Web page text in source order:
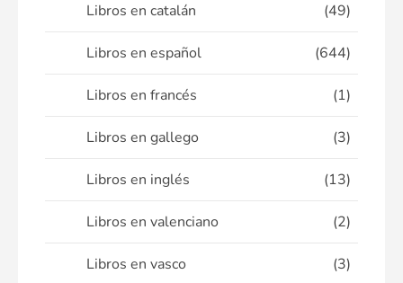
Libros en catalán (49)
Libros en español (644)
Libros en francés (1)
Libros en gallego (3)
Libros en inglés (13)
Libros en valenciano (2)
Libros en vasco (3)